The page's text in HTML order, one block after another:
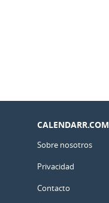
CALENDARR.COM
Sobre nosotros
Privacidad
Contacto